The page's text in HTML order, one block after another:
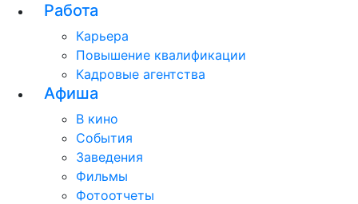
Работа
Карьера
Повышение квалификации
Кадровые агентства
Афиша
В кино
События
Заведения
Фильмы
Фотоотчеты